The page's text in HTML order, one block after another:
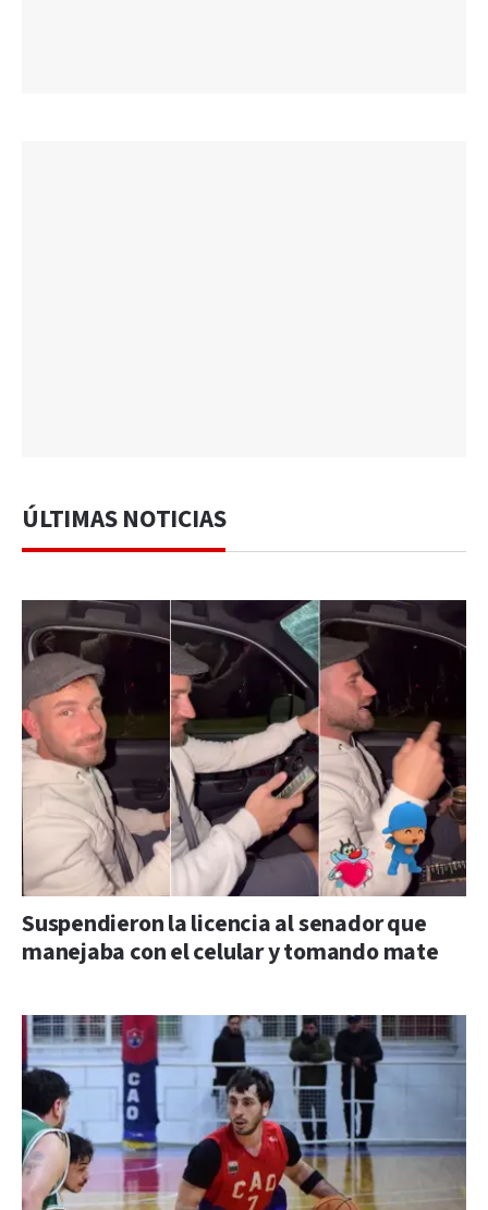
ÚLTIMAS NOTICIAS
Suspendieron la licencia al senador que
manejaba con el celular y tomando mate